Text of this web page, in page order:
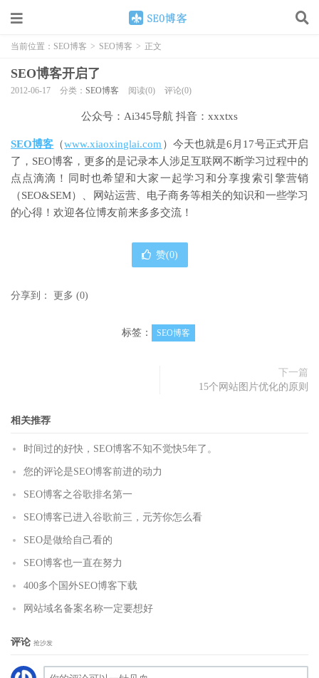
当前位置： SEO博客 > SEO博客 > 正文
SEO博客开启了
2012-06-17 分类： SEO博客 阅读(0) 评论(0)
公众号：Ai345导航 抖音：xxxtxs
SEO博客 （www.xiaoxinglai.com ）今天也就是6月17号正式开启
了，SEO博客，更多的是记录本人涉足互联网不断学习过程中的
点点滴滴！同时也希望和大家一起学习和分享搜索引擎营销
（SEO&SEM）、网站运营、电子商务等相关的知识和一些学习
的心得！欢迎各位博友前来多多交流！
赞(0)
分享到： 更多 (0)
标签： SEO博客
下一篇
15个网站图片优化的原则
相关推荐
时间过的好快，SEO博客不知不觉快5年了。
您的评论是SEO博客前进的动力
SEO博客之谷歌排名第一
SEO博客已进入谷歌前三，元芳你怎么看
SEO是做给自己看的
SEO博客也一直在努力
400多个国外SEO博客下载
网站域名备案名称一定要想好
评论 抢沙发